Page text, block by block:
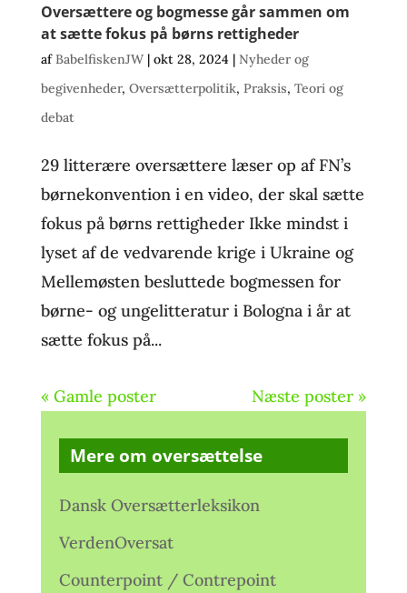
Oversættere og bogmesse går sammen om
at sætte fokus på børns rettigheder
afBabelfiskenJW| okt 28, 2024 | Nyheder og
begivenheder, Oversætterpolitik, Praksis, Teori og
debat
29 litterære oversættere læser op af FN’s
børnekonvention i en video, der skal sætte
fokus på børns rettigheder Ikke mindst i
lyset af de vedvarende krige i Ukraine og
Mellemøsten besluttede bogmessen for
børne- og ungelitteratur i Bologna i år at
sætte fokus på...
« Gamle poster Næste poster »
Mere om oversættelse
Dansk Oversætterleksikon
VerdenOversat
Counterpoint / Contrepoint